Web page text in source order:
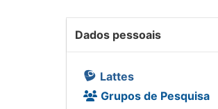
Dados pessoais
Lattes
Grupos de Pesquisa